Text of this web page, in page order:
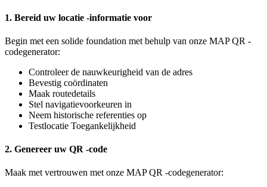
1. Bereid uw locatie -informatie voor
Begin met een solide foundation met behulp van onze MAP QR -
codegenerator:
Controleer de nauwkeurigheid van de adres
Bevestig coördinaten
Maak routedetails
Stel navigatievoorkeuren in
Neem historische referenties op
Testlocatie Toegankelijkheid
2. Genereer uw QR -code
Maak met vertrouwen met onze MAP QR -codegenerator: